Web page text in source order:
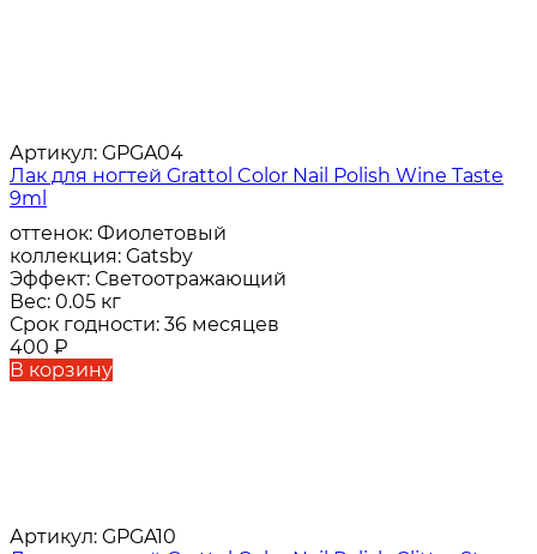
Артикул: GPGA04
Лак для ногтей Grattol Color Nail Polish Wine Taste
9ml
оттенок: Фиолетовый
коллекция: Gatsby
Эффект: Светоотражающий
Вес: 0.05 кг
Срок годности: 36 месяцев
400 ₽
В корзину
Артикул: GPGA10